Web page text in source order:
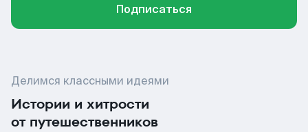
Подписаться
Делимся классными идеями
Истории и хитрости
от путешественников